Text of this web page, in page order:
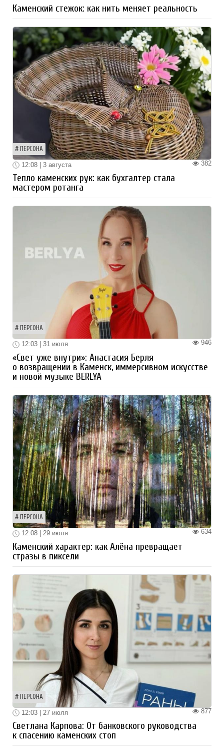
Каменский стежок: как нить меняет реальность
ПЕРСОНА
382
12:08 | 3 августа
Тепло каменских рук: как бухгалтер стала
мастером ротанга
ПЕРСОНА
946
12:03 | 31 июля
«Свет уже внутри»: Анастасия Берля
о возвращении в Каменск, иммерсивном искусстве
и новой музыке BERLYA
ПЕРСОНА
634
12:08 | 29 июля
Каменский характер: как Алёна превращает
стразы в пиксели
ПЕРСОНА
877
12:03 | 27 июля
Светлана Карпова: От банковского руководства
к спасению каменских стоп